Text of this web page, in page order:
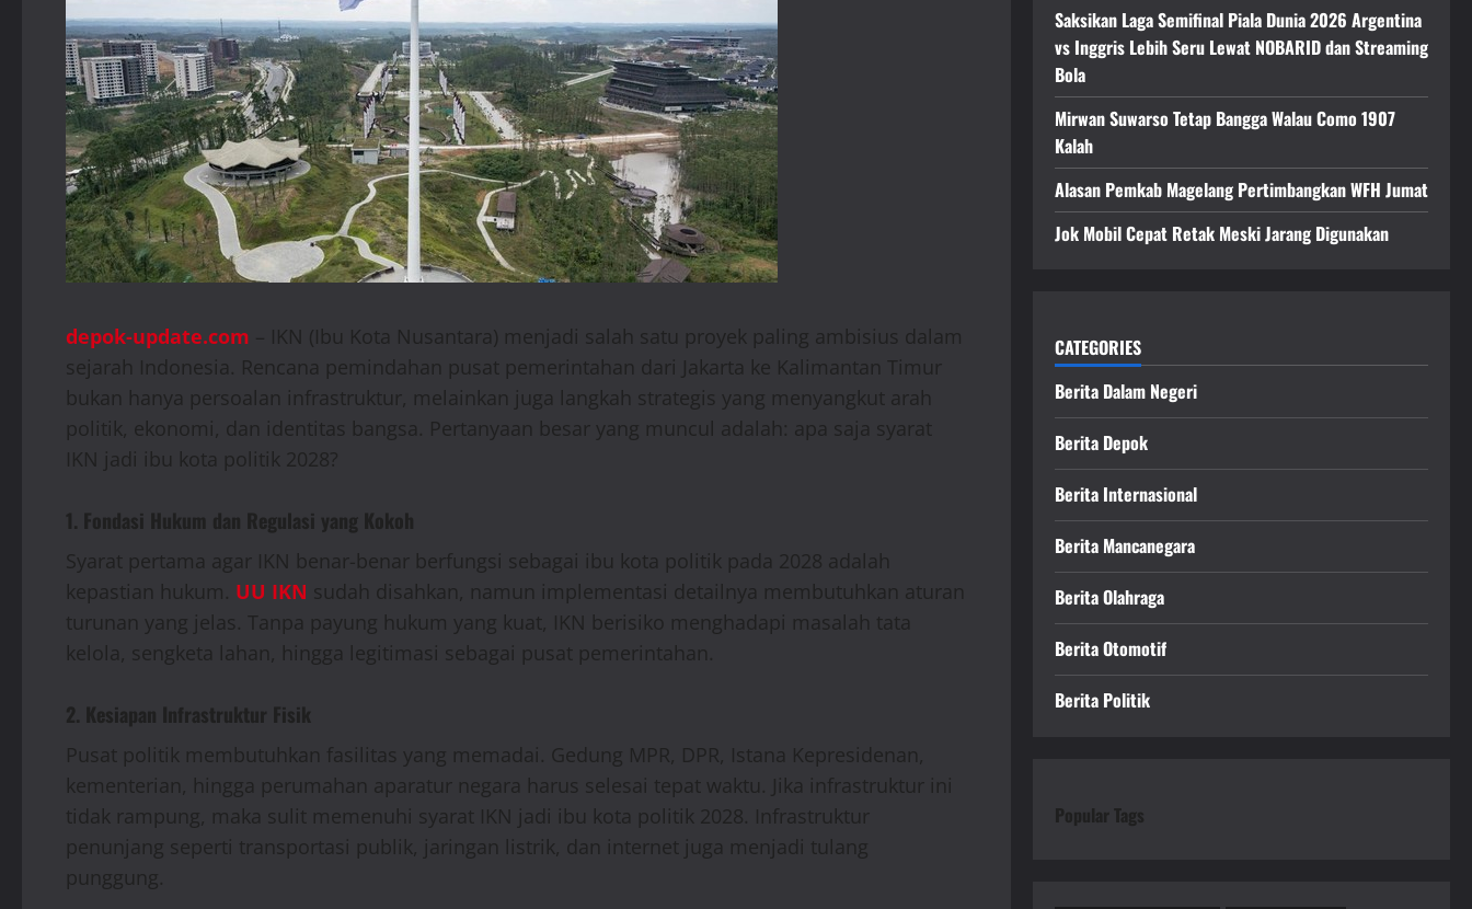
depok-update.com – IKN (Ibu Kota Nusantara) menjadi salah satu proyek paling ambisius dalam
sejarah Indonesia. Rencana pemindahan pusat pemerintahan dari Jakarta ke Kalimantan Timur
bukan hanya persoalan infrastruktur, melainkan juga langkah strategis yang menyangkut arah
politik, ekonomi, dan identitas bangsa. Pertanyaan besar yang muncul adalah: apa saja syarat
IKN jadi ibu kota politik 2028?
1. Fondasi Hukum dan Regulasi yang Kokoh
Syarat pertama agar IKN benar-benar berfungsi sebagai ibu kota politik pada 2028 adalah
kepastian hukum. UU IKN sudah disahkan, namun implementasi detailnya membutuhkan aturan
turunan yang jelas. Tanpa payung hukum yang kuat, IKN berisiko menghadapi masalah tata
kelola, sengketa lahan, hingga legitimasi sebagai pusat pemerintahan.
2. Kesiapan Infrastruktur Fisik
Pusat politik membutuhkan fasilitas yang memadai. Gedung MPR, DPR, Istana Kepresidenan,
kementerian, hingga perumahan aparatur negara harus selesai tepat waktu. Jika infrastruktur ini
tidak rampung, maka sulit memenuhi syarat IKN jadi ibu kota politik 2028. Infrastruktur
penunjang seperti transportasi publik, jaringan listrik, dan internet juga menjadi tulang
punggung.
Saksikan Laga Semifinal Piala Dunia 2026 Argentina
vs Inggris Lebih Seru Lewat NOBARID dan Streaming
Bola
Mirwan Suwarso Tetap Bangga Walau Como 1907
Kalah
Alasan Pemkab Magelang Pertimbangkan WFH Jumat
Jok Mobil Cepat Retak Meski Jarang Digunakan
CATEGORIES
Berita Dalam Negeri
Berita Depok
Berita Internasional
Berita Mancanegara
Berita Olahraga
Berita Otomotif
Berita Politik
Popular Tags